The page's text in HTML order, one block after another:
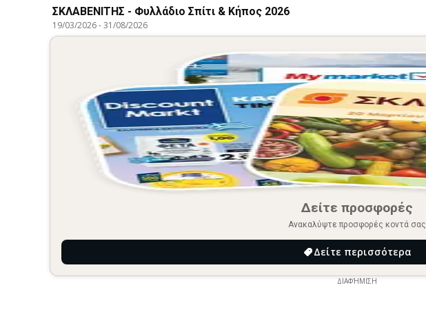
ΣΚΛΑΒΕΝΙΤΗΣ - Φυλλάδιο Σπίτι & Κήπος 2026
19/03/2026-31/08/2026
Δείτε προσφορές
Ανακαλύψτε προσφορές κοντά σας
Δείτε περισσότερα
ΔΙΑΦΉΜΙΣΗ